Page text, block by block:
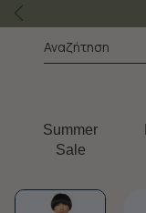
Summer
Sale